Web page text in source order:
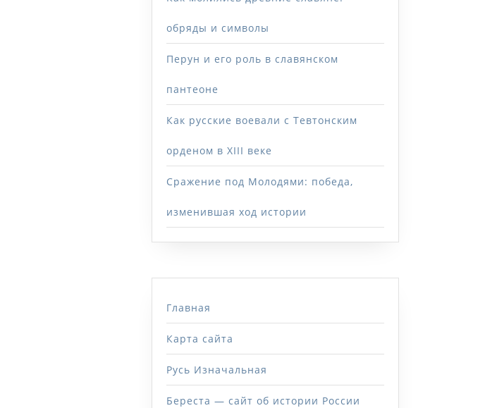
обряды и символы
Перун и его роль в славянском
пантеоне
Как русские воевали с Тевтонским
орденом в XIII веке
Сражение под Молодями: победа,
изменившая ход истории
Главная
Карта сайта
Русь Изначальная
Береста — сайт об истории России